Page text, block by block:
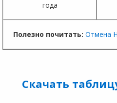
года
Полезно почитать: Отмена
Скачать